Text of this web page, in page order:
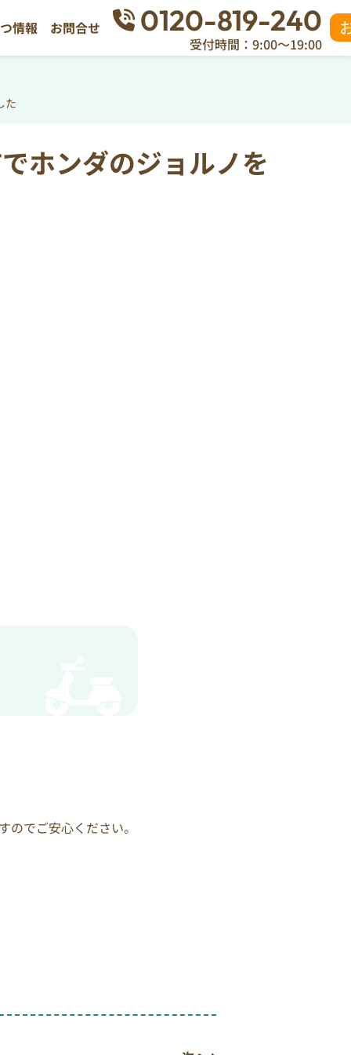
情報 お問合せ 0120-819-240
受付時間：9:00～19:00
た
ホンダのジョルノを
でご安心ください。